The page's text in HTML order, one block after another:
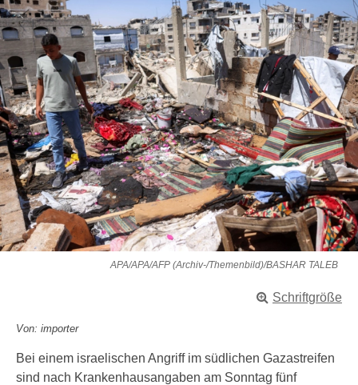
APA/APA/AFP (Archiv-/Themenbild)/BASHAR TALEB
Schriftgröße
Von: importer
Bei einem israelischen Angriff im südlichen Gazastreifen
sind nach Krankenhausangaben am Sonntag fünf